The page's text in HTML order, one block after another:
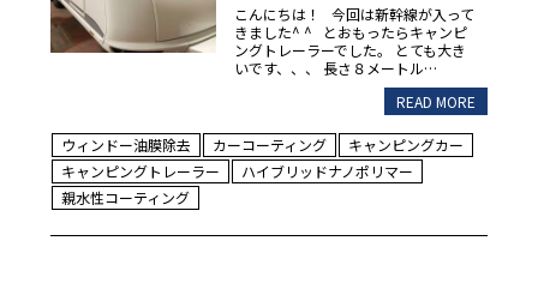
こんにちは！ 今回は新幹線が入って
きました^ ^ とおもったらキャンピ
ングトレーラーでした。 とても大き
いです、、、 長さ８メートル…
READ MORE
ウィンドー油膜除去 カーコーティング
キャンピングカー
キャンピングトレーラー
ハイブリッドナノポリマー
親水性コーティング